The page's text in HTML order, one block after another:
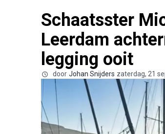
Schaatsster
Leerdam
legging ooit
door Johan Snijders zaterdag, 21